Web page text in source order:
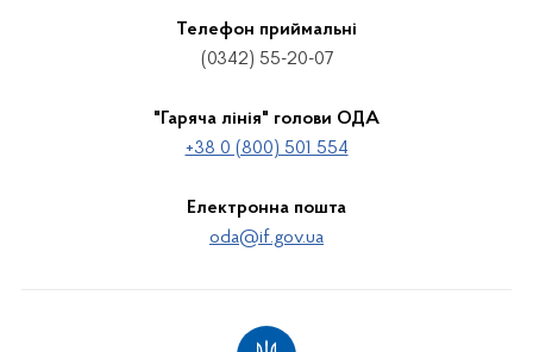
Телефон приймальні
(0342) 55-20-07
"Гаряча лінія" голови ОДА
+38 0 (800) 501 554
Електронна пошта
oda@if.gov.ua